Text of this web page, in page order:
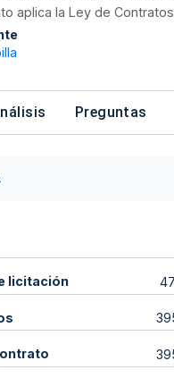
aplica la Ley de
Preguntas
licitación